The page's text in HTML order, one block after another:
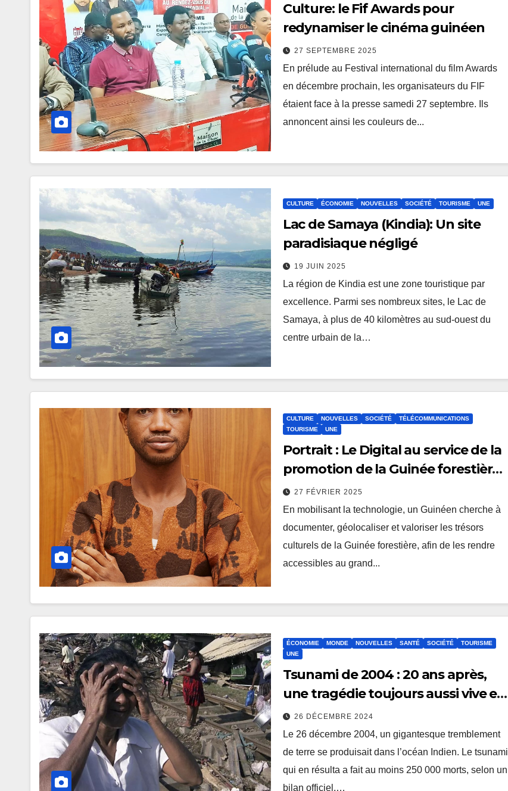
Culture: le Fif Awards pour
redynamiser le cinéma guinéen
27 SEPTEMBRE 2025
En prélude au Festival international du film Awards
en décembre prochain, les organisateurs du FIF
étaient face à la presse samedi 27 septembre. Ils
annoncent ainsi les couleurs de...
CULTURE ÉCONOMIE NOUVELLES SOCIÉTÉ TOURISME UNE
Lac de Samaya (Kindia): Un site
paradisiaque négligé
19 JUIN 2025
La région de Kindia est une zone touristique par
excellence. Parmi ses nombreux sites, le Lac de
Samaya, à plus de 40 kilomètres au sud-ouest du
centre urbain de la…
CULTURE NOUVELLES SOCIÉTÉ
TÉLÉCOMMUNICATIONS
TOURISME
UNE
Portrait : Le Digital au service de la
promotion de la Guinée forestière
(dpa)
27 FÉVRIER 2025
En mobilisant la technologie, un Guinéen cherche à
documenter, géolocaliser et valoriser les trésors
culturels de la Guinée forestière, afin de les rendre
accessibles au grand...
ÉCONOMIE MONDE NOUVELLES SANTÉ SOCIÉTÉ
TOURISME
UNE
Tsunami de 2004 : 20 ans après,
une tragédie toujours aussi vive en
Asie (Rfi)
26 DÉCEMBRE 2024
Le 26 décembre 2004, un gigantesque tremblement
de terre se produisait dans l’océan Indien. Le tsunami
qui en résulta a fait au moins 250 000 morts, selon un
bilan officiel,…